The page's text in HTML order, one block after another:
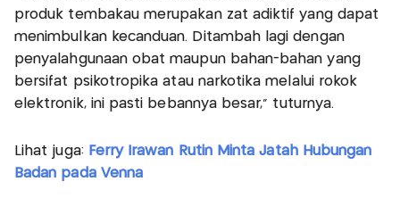
produk tembakau merupakan zat adiktif yang dapat
menimbulkan kecanduan. Ditambah lagi dengan
penyalahgunaan obat maupun bahan-bahan yang
bersifat psikotropika atau narkotika melalui rokok
elektronik, ini pasti bebannya besar," tuturnya.
Lihat juga: Ferry Irawan Rutin Minta Jatah Hubungan
Badan pada Venna